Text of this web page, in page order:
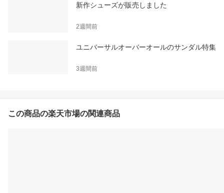
新作シューズが販売しました
2週間前
ユニバーサルオーバーオールのサンダル特集
3週間前
この商品の楽天市場の関連商品